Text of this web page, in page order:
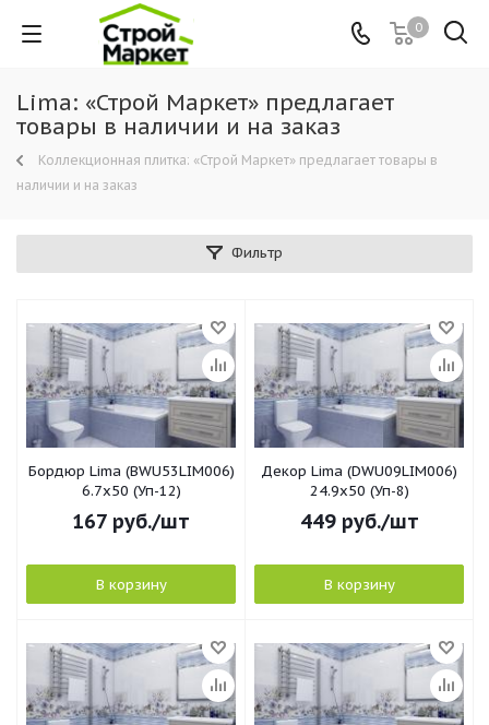
0
Lima: «Строй Маркет» предлагает
товары в наличии и на заказ
Коллекционная плитка: «Строй Маркет» предлагает товары в
наличии и на заказ
Фильтр
Бордюр Lima (BWU53LIM006)
6.7x50 (Уп-12)
167 руб./шт
В корзину
Декор Lima (DWU09LIM006)
24.9x50 (Уп-8)
449руб./шт
В корзину